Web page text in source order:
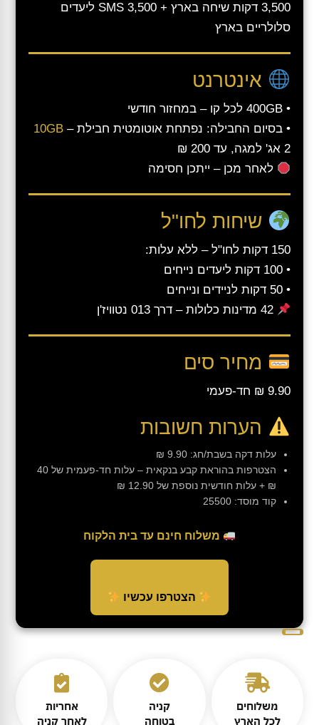
3,500 דקות שיחה בארץ + 3,500 SMS ליעדים
סלולריים בארץ
אינטרנט
• 400GB לכל קו – במחזור חודשי
• בסיום החבילה: נפתחת אוטומטית חבילת
10GB –
2 אג' למגה, עד 200 ₪
לאחר מכן – ייתכן חסימה
שיחות לחו"ל
150 דקות לחו"ל – ללא עלות:
• 100 דקות ליעדים נייחים
• 50 דקות לניידים ונייחים
42 מדינות כלולות – דרך 013 נטוויז'ן
מחיר סים
9.90 ₪ חד-פעמי
הערות חשובות
עלות דקה בשבת/חג: 9.90 ₪
הצטרפות בהוראת קבע בנקאית – עלות חד-פעמית של 40
₪ + עלות חודשית נוספת של 12.90 ₪
קוד מוסד: 25500
משלוח חינם עד בית הלקוח
הצטרפו עכשיו
משלוחים
לכל הארץ
קניה
בטוחה
אחריות
לאחר קניה